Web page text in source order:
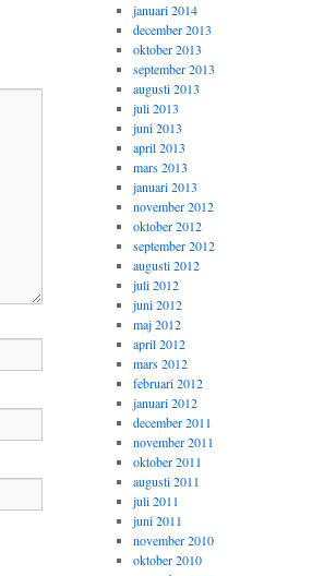
januari 2014
december 2013
oktober 2013
september 2013
augusti 2013
juli 2013
juni 2013
april 2013
mars 2013
januari 2013
november 2012
oktober 2012
september 2012
augusti 2012
juli 2012
juni 2012
maj 2012
april 2012
mars 2012
februari 2012
januari 2012
december 2011
november 2011
oktober 2011
augusti 2011
juli 2011
juni 2011
november 2010
oktober 2010